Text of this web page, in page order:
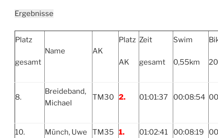
Ergebnisse
Platz
gesamt
Name AK
Platz
AK
Zeit
gesamt
Swim
0,55km
8.
Breideband,
Michael
TM30 2. 01:01:37 00:08:54
10. Münch, Uwe TM35 1. 01:02:41 00:08:19